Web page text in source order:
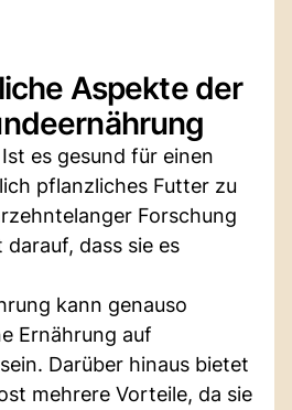
Aspekte der
es gesund für einen
pflanzliches Futter zu
Forschung
dass sie es
kann genauso
Ernährung auf
Darüber hinaus bietet
mehrere Vorteile, da sie